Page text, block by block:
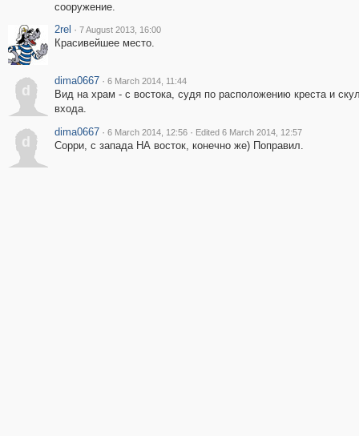
сооружение.
2rel · 7 August 2013, 16:00
Красивейшее место.
d
dima0667 · 6 March 2014, 11:44
Вид на храм - с востока, судя по расположению креста и
входа.
d
dima0667 · 6 March 2014, 12:56 · Edited 6 March 2014, 12:57
Сорри, с запада НА восток, конечно же) Поправил.